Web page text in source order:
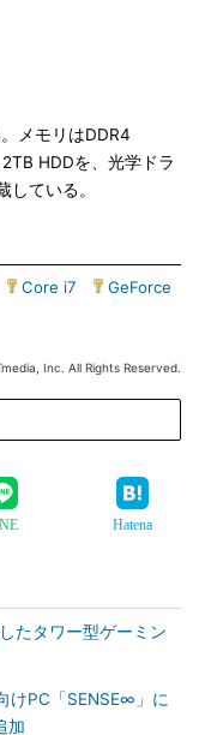
メモリはDDR4
HDDを、光学ドラ
している。
Core i7 GeForce
Inc. All Rights Reserved.
Hatena
たタワー型ゲーミン
けPC「SENSE∞」に
加